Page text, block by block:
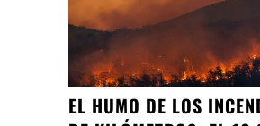
EL HUMO DE LOS